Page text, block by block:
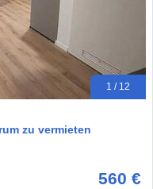
1 / 12
zu vermieten
560 €